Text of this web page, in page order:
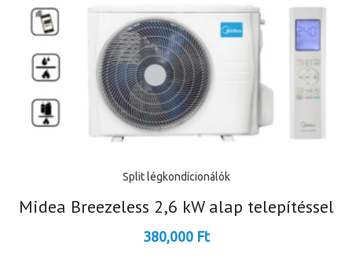
Split légkondícionálók
Midea Breezeless 2,6 kW alap telepítéssel
380,000 Ft